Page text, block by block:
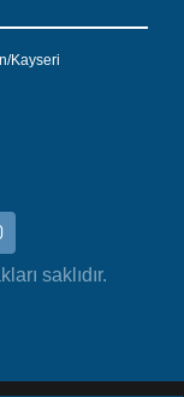
Kayseri
saklıdır.